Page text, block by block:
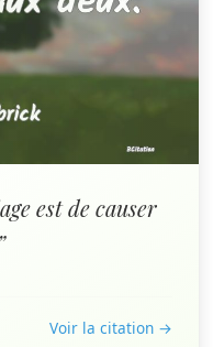
est de causer
Voir la citation →